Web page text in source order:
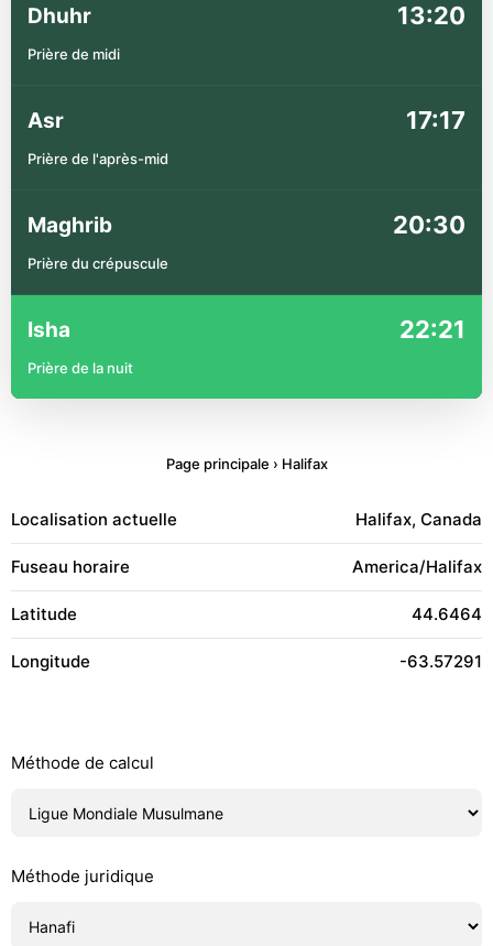
Dhuhr 13:20
Prière de midi
Asr 17:17
Prière de l'après-mid
Maghrib 20:30
Prière du crépuscule
Isha 22:21
Prière de la nuit
Page principale › Halifax
Localisation actuelle Halifax, Canada
Fuseau horaire America/Halifax
Latitude 44.6464
Longitude -63.57291
Méthode de calcul
Méthode juridique